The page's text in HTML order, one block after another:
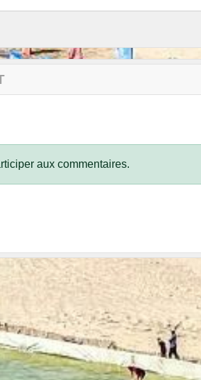
aux commentaires.